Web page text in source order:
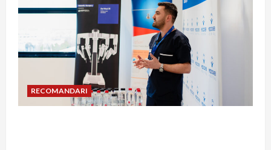
RECOMANDARI